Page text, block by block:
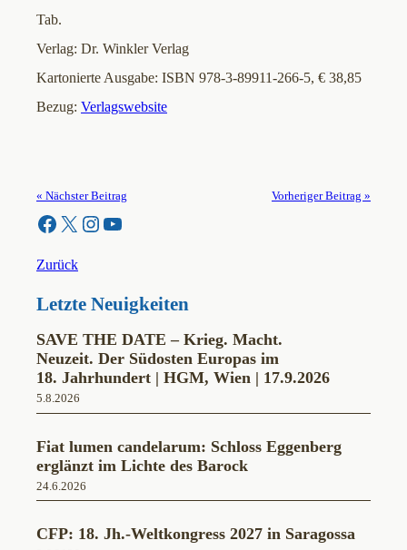
Tab.
Verlag: Dr. Winkler Verlag
Kartonierte Ausgabe: ISBN 978-3-89911-266-5, € 38,85
Bezug: Verlagswebsite
« Nächster Beitrag Vorheriger Beitrag »
Facebook X Instagram YouTube
Zurück
Letzte Neuigkeiten
SAVE THE DATE – Krieg. Macht.
Neuzeit. Der Südosten Europas im
18. Jahrhundert | HGM, Wien | 17.9.2026
5.8.2026
Fiat lumen candelarum: Schloss Eggenberg
erglänzt im Lichte des Barock
24.6.2026
CFP: 18. Jh.-Weltkongress 2027 in Saragossa